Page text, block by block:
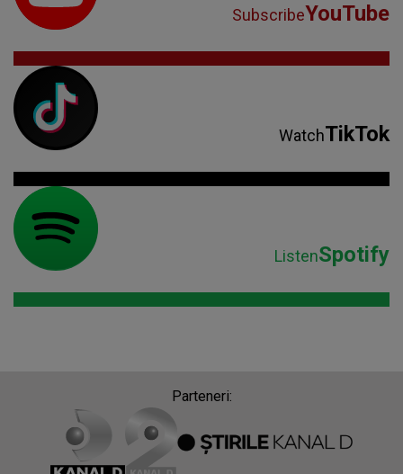
SubscribeYouTube
WatchTikTok
ListenSpotify
Parteneri: